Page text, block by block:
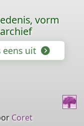
vorm
eens uit
Coret